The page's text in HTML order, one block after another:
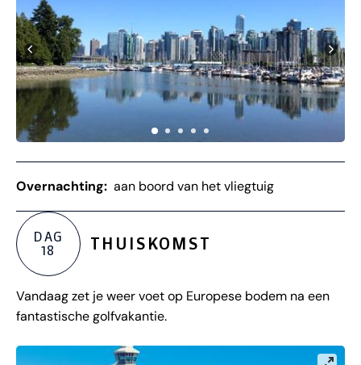
Overnachting: aan boord van het vliegtuig
DAG
18
THUISKOMST
Vandaag zet je weer voet op Europese bodem na een
fantastische golfvakantie.